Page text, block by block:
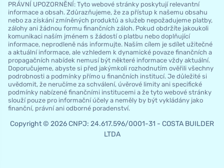
PRÁVNÍ UPOZORNĚNÍ: Tyto webové stránky poskytují relevantní
informace a obsah. Zdůrazňujeme, že za přístup k našemu obsahu
nebo za získání zmíněných produktů a služeb nepožadujeme platby,
zálohy ani žádnou formu finančních záloh. Pokud obdržíte jakoukoli
komunikaci naším jménem s žádostí o platbu nebo doplňující
informace, neprodleně nás informujte. Naším cílem je sdílet užitečné
a aktuální informace, ale vzhledem k dynamické povaze finančních a
propagačních nabídek nemusí být některé informace vždy aktuální.
Doporučujeme, abyste si před jakýmkoli rozhodnutím ověřili všechny
podrobnosti a podmínky přímo u finančních institucí. Je důležité si
uvědomit, že neručíme za schválení, úvěrové limity ani specifické
podmínky nabízené finančními institucemi a že tyto webové stránky
slouží pouze pro informační účely a neměly by být vykládány jako
finanční, právní ani odborné poradenství.
Copyright © 2026 CNPJ: 24.617.596/0001-31 - COSTA BUILDER
LTDA